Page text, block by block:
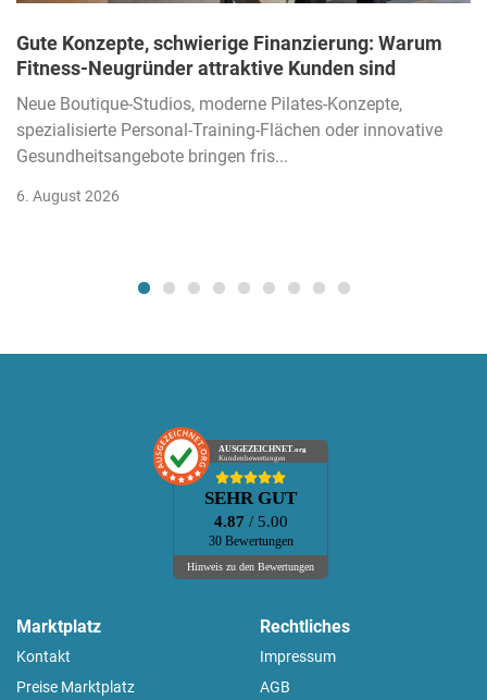
Gute Konzepte, schwierige Finanzierung: Warum
Fitness-Neugründer attraktive Kunden sind
Neue Boutique-Studios, moderne Pilates-Konzepte,
spezialisierte Personal-Training-Flächen oder innovative
Gesundheitsangebote bringen fris...
6. August 2026
AUSGEZEICHNET.org
Kundenbewertungen
SEHR GUT
4.87 / 5.00
30 Bewertungen
Hinweis zu den Bewertungen
Marktplatz
Kontakt
Preise Marktplatz
Rechtliches
Impressum
AGB